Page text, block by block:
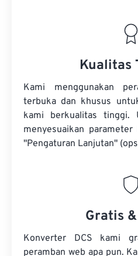
Kualitas
Kami menggunakan
terbuka dan khusus
kami berkualitas tinggi.
menyesuaikan
"Pengaturan Lanjutan"
Gratis
Konverter DCS kami
peramban web apa pun.